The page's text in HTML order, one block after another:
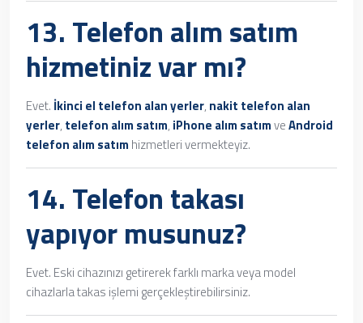
13. Telefon alım satım
hizmetiniz var mı?
Evet. İkinci el telefon alan yerler, nakit telefon alan
yerler, telefon alım satım, iPhone alım satımveAndroid
telefon alım satım hizmetleri vermekteyiz.
14. Telefon takası
yapıyor musunuz?
Evet. Eski cihazınızı getirerek farklı marka veya model
cihazlarla takas işlemi gerçekleştirebilirsiniz.